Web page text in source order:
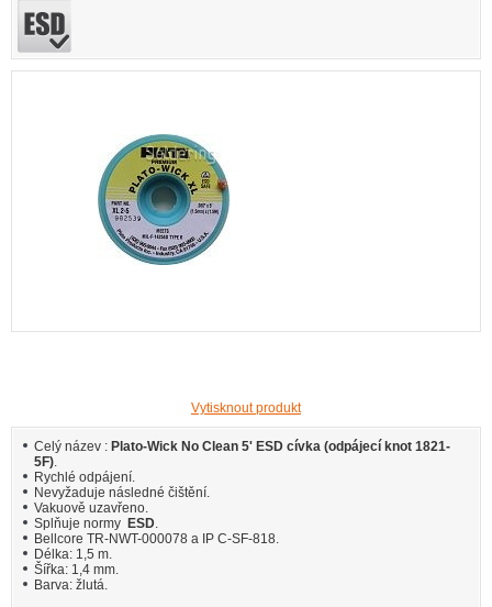
Vytisknout produkt
Celý název : Plato-Wick No Clean 5' ESD cívka (odpájecí knot 1821-
5F).
Rychlé odpájení.
Nevyžaduje následné čištění.
Vakuově uzavřeno.
Splňuje normy ESD.
Bellcore TR-NWT-000078 a IP C-SF-818.
Délka: 1,5 m.
Šířka: 1,4 mm.
Barva: žlutá.